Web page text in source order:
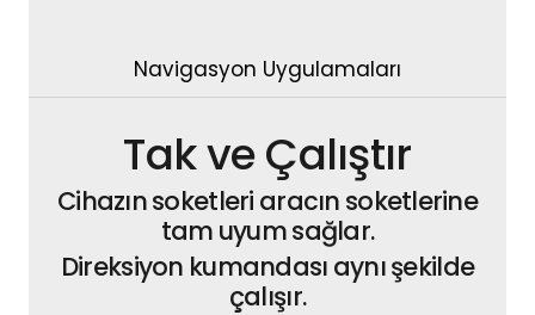
Navigasyon Uygulamaları
Tak ve Çalıştır
Cihazın soketleri aracın soketlerine
tam uyum sağlar.
Direksiyon kumandası aynı şekilde
çalışır.